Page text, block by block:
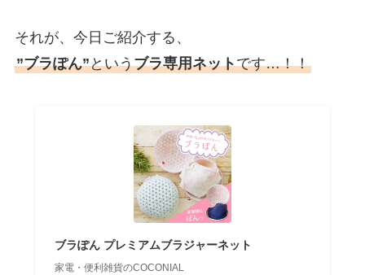
それが、今日ご紹介する、
”ブラぽん”というブラ専用ネットです…！！
ブラぽん プレミアムブラジャーネット
家電・便利雑貨のCOCONIAL